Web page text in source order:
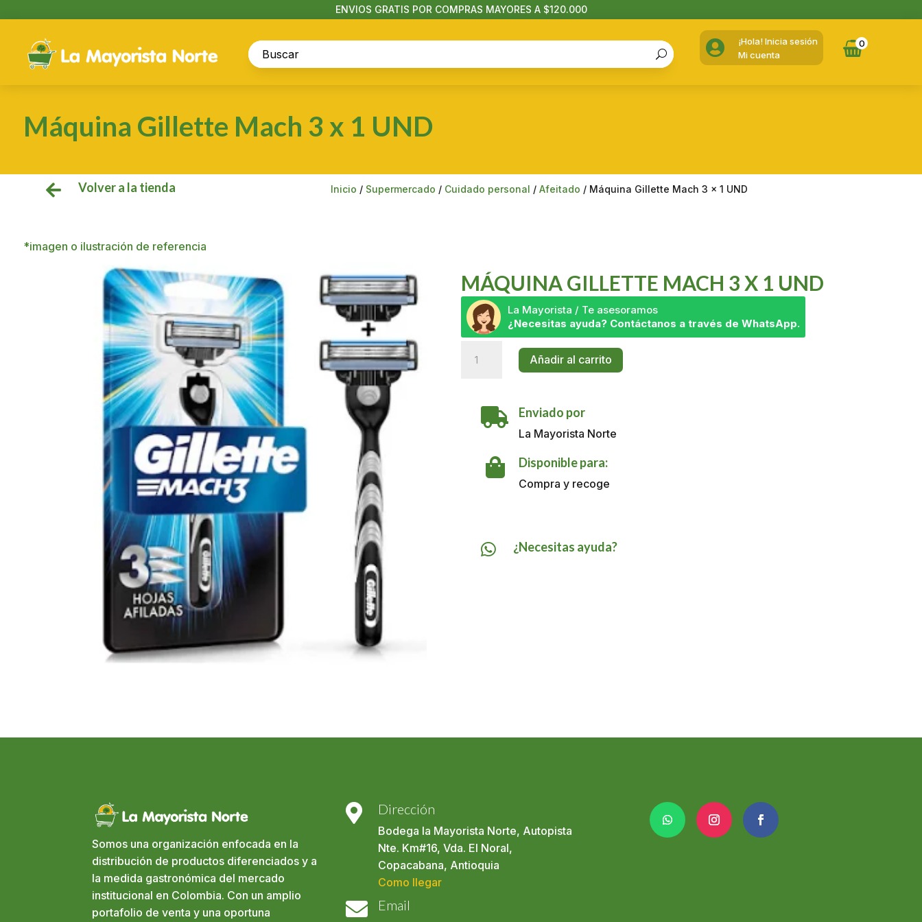
ENVIOS GRATIS POR COMPRAS MAYORES A $120.000

¡Hola! Inicia sesión
Mi cuenta
0
Máquina Gillette Mach 3 x 1 UND
 Volver a la tienda Inicio / Supermercado / Cuidado personal /Afeitado / Máquina Gillette Mach 3 x 1 UND
*imagen o ilustración de referencia
MÁQUINA GILLETTE MACH 3 X 1 UND
La Mayorista / Te asesoramos
¿Necesitas ayuda? Contáctanos a través de WhatsApp.
Gillette
cantidad
Añadir al carrito
 Enviado por
La Mayorista Norte
 Disponible para:
Compra y recoge
 ¿Necesitas ayuda?
Somos una organización enfocada en la
distribución de productos diferenciados y a
la medida gastronómica del mercado
institucional en Colombia. Con un amplio
portafolio de venta y una oportuna
 Dirección
Bodega la Mayorista Norte, Autopista
Nte. Km#16, Vda. El Noral,
Copacabana, Antioquia
Como llegar
 Email